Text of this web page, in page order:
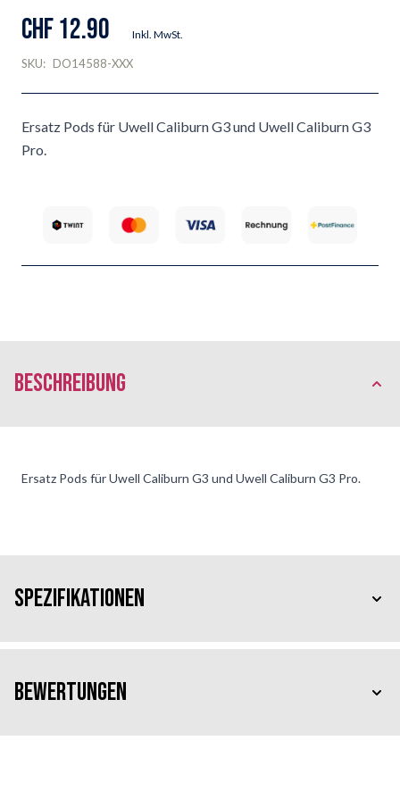
CHF 12.90 Inkl. MwSt.
SKU: DO14588-XXX
Ersatz Pods für Uwell Caliburn G3 und Uwell Caliburn G3
Pro.
Beschreibung
Ersatz Pods für Uwell Caliburn G3 und Uwell Caliburn G3 Pro.
Spezifikationen
Bewertungen